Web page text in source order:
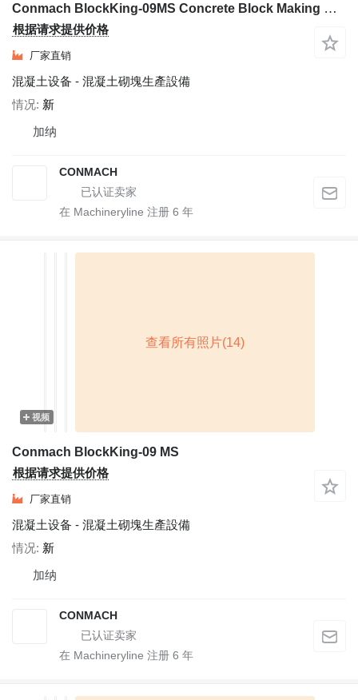
Conmach BlockKing-09MS Concrete Block Making Machine - 4.000 units/shift
根据请求提供价格
厂家直销
混凝土设备 - 混凝土砌塊生產設備
情况 新
加纳
CONMACH
在 Machineryline 注册 6 年
视频
Conmach BlockKing-09 MS
根据请求提供价格
厂家直销
混凝土设备 - 混凝土砌塊生產設備
情况 新
加纳
CONMACH
在 Machineryline 注册 6 年